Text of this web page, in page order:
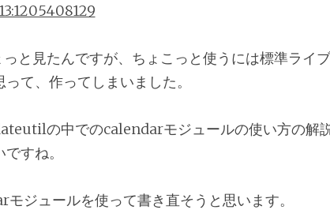
と見たんですが、ちょこっと使うには標準ライ
て、作ってしまいました。
の中でのcalendarモジュールの使い方の解
すね。
ジュールを使って書き直そうと思います。